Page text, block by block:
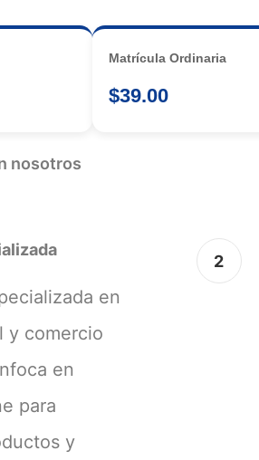
Matrícula Ordinaria
$39.00
nosotros
en
y comercio
en
para
y
2